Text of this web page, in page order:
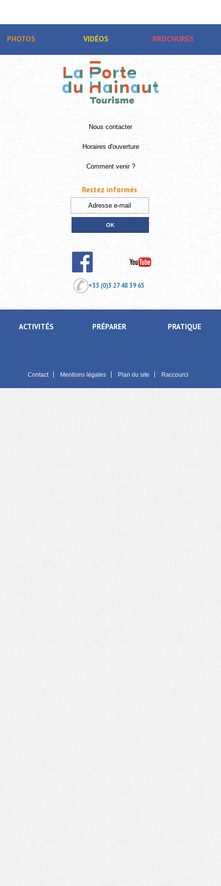
PHOTOS VIDÉOS BROCHURES
Nous contacter
Horaires d'ouverture
Comment venir ?
+33 (0)3 27 48 39 65
ACTIVITÉS PRÉPARER PRATIQUE
Contact Mentions légales Plan du site Raccourci
Restez informés